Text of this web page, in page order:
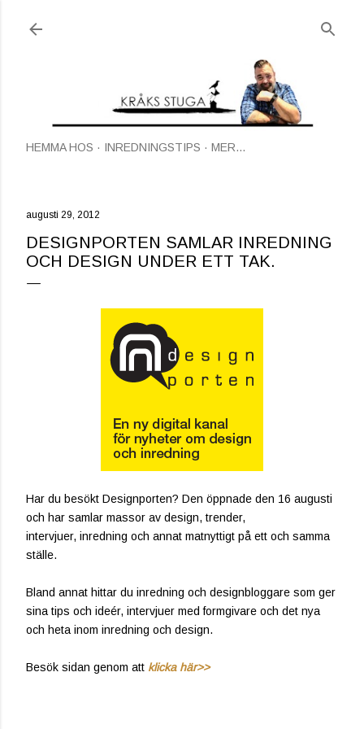
HEMMA HOS INREDNINGSTIPS MER…
augusti 29, 2012
DESIGNPORTEN SAMLAR INREDNING
OCH DESIGN UNDER ETT TAK.
Har du besökt Designporten? Den öppnade den 16 augusti
och har samlar massor av design, trender,
intervjuer, inredning och annat matnyttigt på ett och samma
ställe.
Bland annat hittar du inredning och designbloggare som ger
sina tips och ideér, intervjuer med formgivare och det nya
och heta inom inredning och design.
Besök sidan genom att klicka här>>